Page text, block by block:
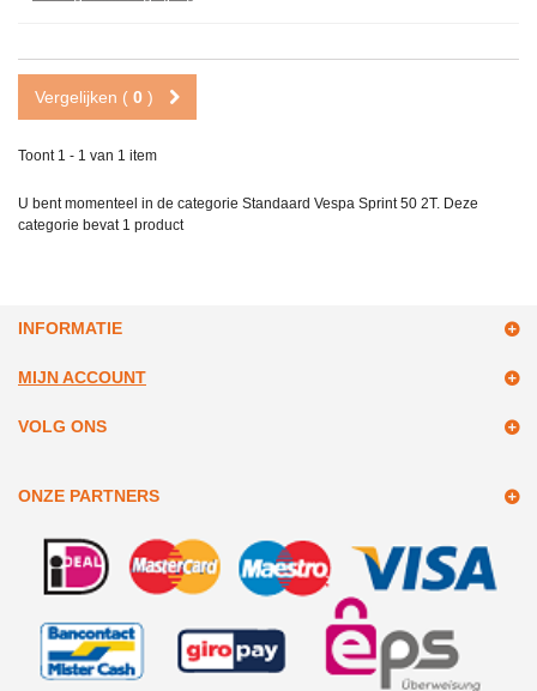
Vergelijken ( 0 )
Toont 1 - 1 van 1 item
U bent momenteel in de categorie Standaard Vespa Sprint 50 2T. Deze
categorie bevat 1 product
INFORMATIE
MIJN ACCOUNT
VOLG ONS
ONZE PARTNERS